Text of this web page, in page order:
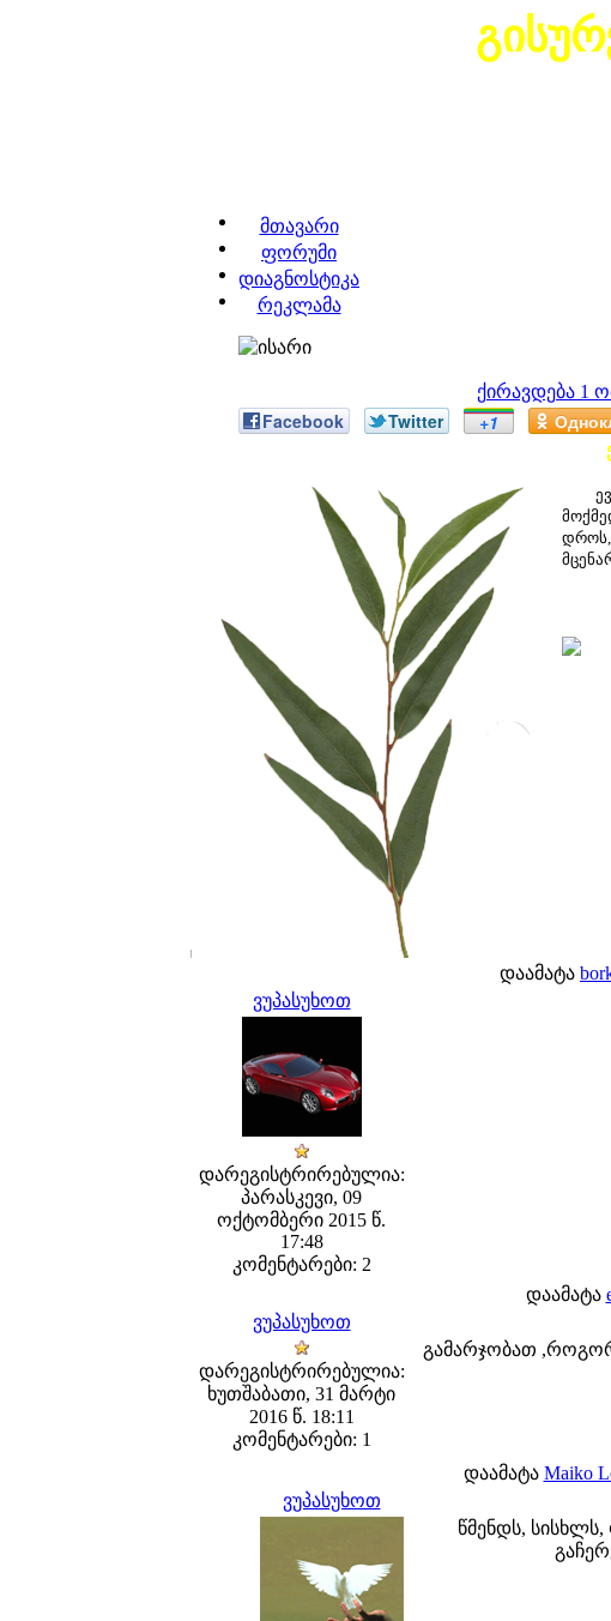
მთავარი
ფორუმი
დიაგნოსტიკა
რეკლამა
ქირავდება 1
Facebook Twitter +1
დაამატა
ვუპასუხოთ
დარეგისტრირებულია:
პარასკევი, 09
ოქტომბერი 2015 წ.
17:48
კომენტარები: 2
დაამატა
ვუპასუხოთ
დარეგისტრირებულია:
ხუთშაბათი, 31 მარტი
2016 წ. 18:11
კომენტარები: 1
გამარჯობათ ,როგორ
დაამატა Maiko
ვუპასუხოთ
წმენდს,